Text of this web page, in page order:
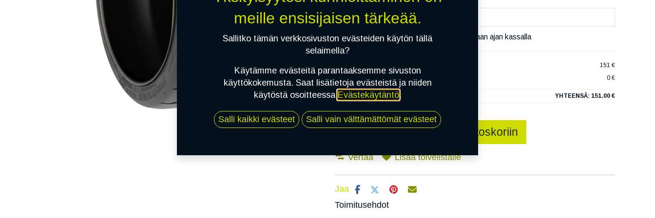
Mikäli valitset asennuksen, pääset varaamaan ajan kassalla
151 €
EI ASENNUSTA
0 €
YHTEENSÄ: 151.00 €
Lisää ostoskoriin
Vertaa Lisää toivelistalle
Jaa
Toimitusehdot
meille ensisijaisen tärkeää.
Sallitko tämän verkkosivuston evästeiden käytön tällä
selaimella?
Käytämme evästeitä parantaaksemme sivuston
käyttökokemusta. Saat lisätietoja evästeistä ja niiden
käytöstä osoitteessa Evästekäytäntö.
Salli kaikki evästeet Salli vain välttämättömät evästeet